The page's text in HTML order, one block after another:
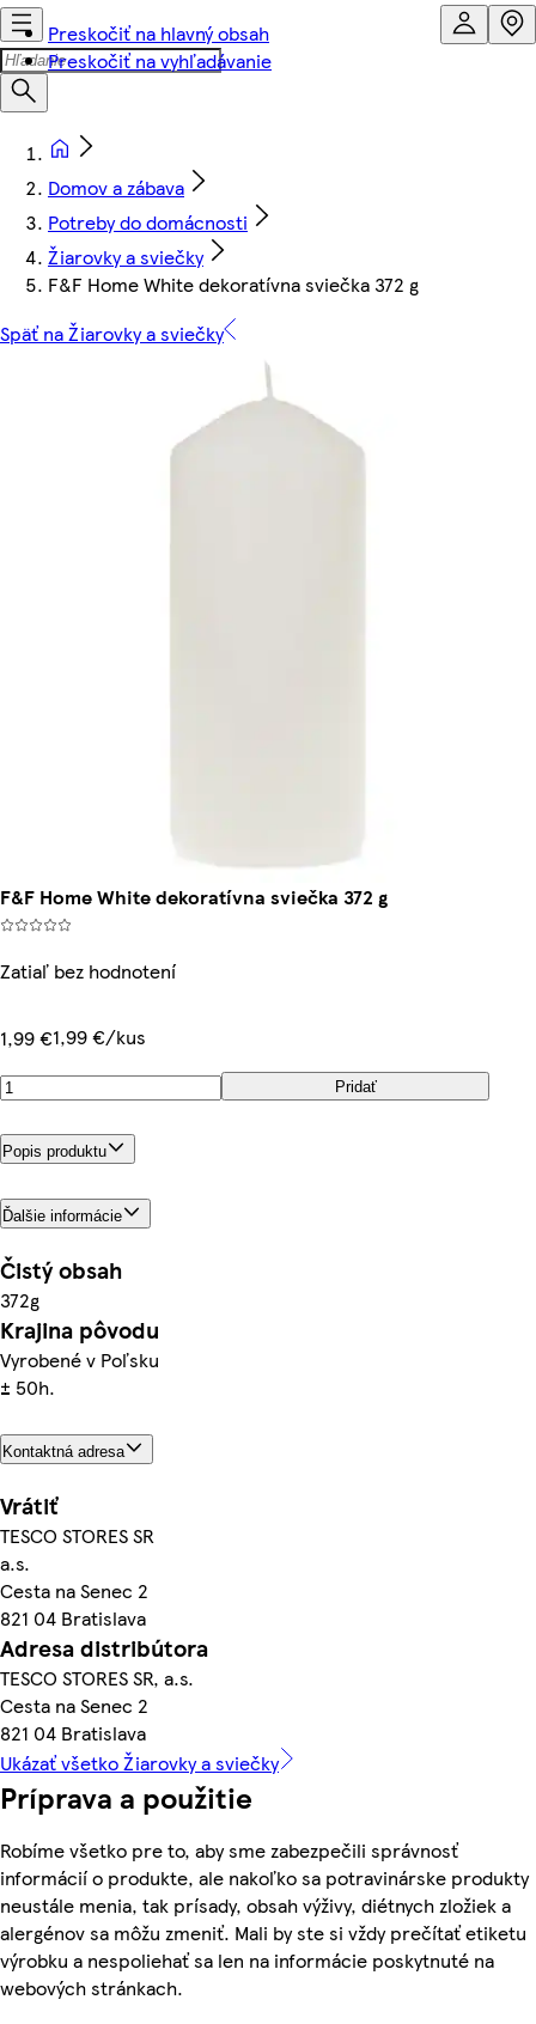
Preskočiť na hlavný obsah
Preskočiť na vyhľadávanie
Domov a zábava
Potreby do domácnosti
Žiarovky a sviečky
F&F Home White dekoratívna sviečka 372 g
Späť na Žiarovky a sviečky
F&F Home White dekoratívna sviečka 372 g
Zatiaľ bez hodnotení
1,99 €1,99 €/kus
Pridať
Popis produktu
Ďalšie informácie
Čistý obsah
372g
Krajina pôvodu
Vyrobené v Poľsku
± 50h.
Kontaktná adresa
Vrátiť
TESCO STORES SR
a.s.
Cesta na Senec 2
821 04 Bratislava
Adresa distribútora
TESCO STORES SR, a.s.
Cesta na Senec 2
821 04 Bratislava
Ukázať všetko Žiarovky a sviečky
Príprava a použitie
Robíme všetko pre to, aby sme zabezpečili správnosť
informácií o produkte, ale nakoľko sa potravinárske produkty
neustále menia, tak prísady, obsah výživy, diétnych zložiek a
alergénov sa môžu zmeniť. Mali by ste si vždy prečítať etiketu
výrobku a nespoliehať sa len na informácie poskytnuté na
webových stránkach.